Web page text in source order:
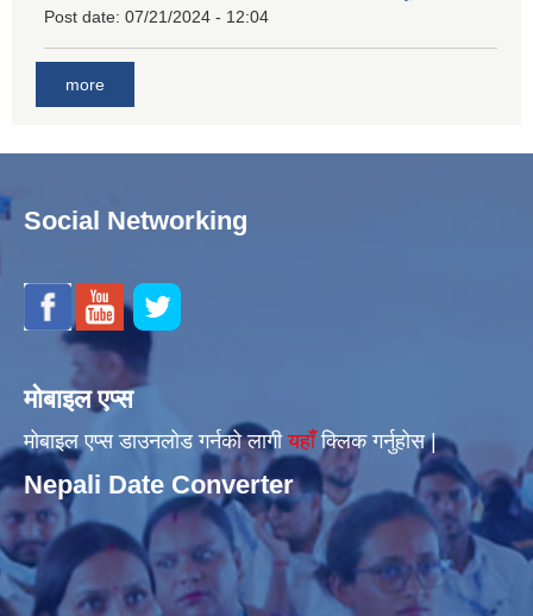
Post date: 07/21/2024 - 12:04
more
Social Networking
मोबाइल एप्स
मोबाइल एप्स डाउनलोड गर्नको लागीयहाँँक्लिक गर्नुहोस |
Nepali Date Converter